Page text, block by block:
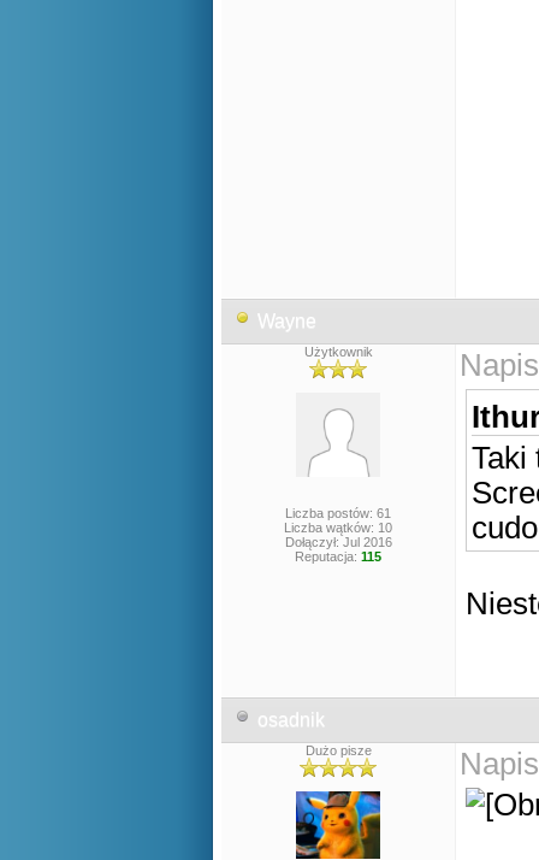
Wayne
Użytkownik
Liczba postów: 61
Liczba wątków: 10
Dołączył: Jul 2016
Reputacja: 115
Taki
osadnik
Dużo pisze